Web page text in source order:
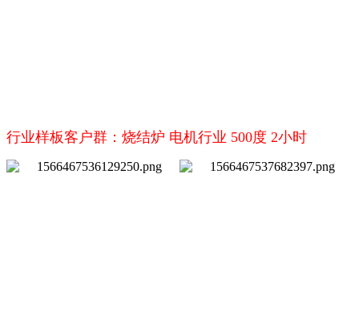
行业样板客户群：烧结炉 电机行业 500度 2小时